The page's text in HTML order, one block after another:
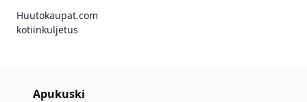
Huutokaupat.com
kotiinkuljetus
Apukuski